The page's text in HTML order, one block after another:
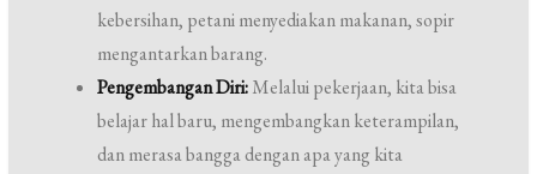
kebersihan, petani menyediakan makanan, sopir
mengantarkan barang.
Pengembangan Diri:Melalui pekerjaan, kita bisa
belajar hal baru, mengembangkan keterampilan,
dan merasa bangga dengan apa yang kita